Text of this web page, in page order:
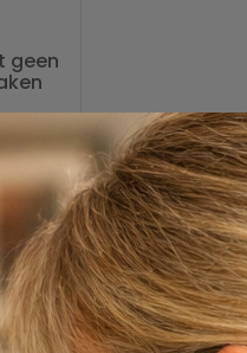
geen
de
deze